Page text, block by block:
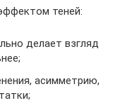
теней:
делает взгляд
асимметрию,